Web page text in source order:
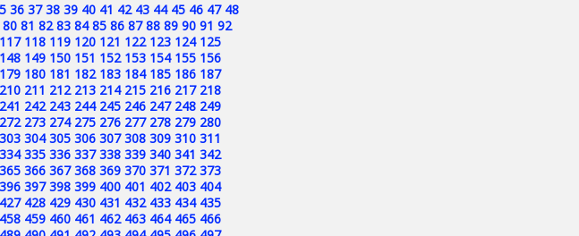
36 37 38 39 40 41 42 43 44 45 46 47 48
80 81 82 83 84 85 86 87 88 89 90 91 92
117 118 119 120 121 122 123 124 125
148 149 150 151 152 153 154 155 156
179 180 181 182 183 184 185 186 187
210 211 212 213 214 215 216 217 218
241 242 243 244 245 246 247 248 249
272 273 274 275 276 277 278 279 280
303 304 305 306 307 308 309 310 311
334 335 336 337 338 339 340 341 342
365 366 367 368 369 370 371 372 373
396 397 398 399 400 401 402 403 404
427 428 429 430 431 432 433 434 435
458 459 460 461 462 463 464 465 466